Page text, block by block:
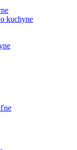
kuchyne